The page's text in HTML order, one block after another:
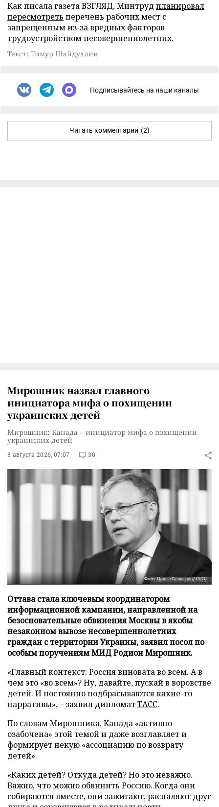
Как писала газета ВЗГЛЯД, Минтруд планировал
пересмотреть перечень рабочих мест с
запрещенным из-за вредных факторов
трудоустройством несовершеннолетних.
Текст: Тимур Шайдуллин
Подписывайтесь на наши каналы
Читать комментарии (2)
Мирошник назвал главного
инициатора мифа о похищении
украинских детей
Мирошник: Канада – инициатор мифа о похищении
украинских детей
8 августа 2026, 07:07 30
Фото: Павел Селезнев/ТАСС
Оттава стала ключевым координатором
информационной кампании, направленной на
безосновательные обвинения Москвы в якобы
незаконном вывозе несовершеннолетних
граждан с территории Украины, заявил посол по
особым поручениям МИД Родион Мирошник.
«Главный контекст: Россия виновата во всем. А в
чем это «во всем»? Ну, давайте, пускай в воровстве
детей. И постоянно подбрасываются какие-то
нарративы», – заявил дипломатТАСС.
По словам Мирошника, Канада «активно
озабочена» этой темой и даже возглавляет и
формирует некую «ассоциацию по возврату
детей».
«Каких детей? Откуда детей? Но это неважно.
Важно, что можно обвинить Россию. Когда они
собираются вместе, они зажигают, распаляют друг